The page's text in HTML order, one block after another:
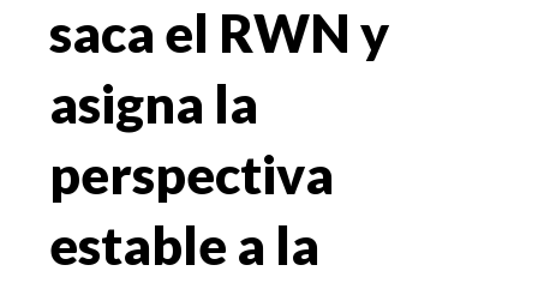
saca el RWN y
asigna la
perspectiva
estable a la